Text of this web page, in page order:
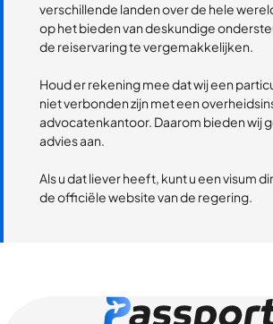
verschillende landen over de hele
op het bieden van deskundige
de reiservaring te vergemakkelijken.
Houd er rekening mee dat wij een
niet verbonden zijn met een
advocatenkantoor. Daarom bieden wij
advies aan.
Als u dat liever heeft, kunt u een visum
de officiële website van de regering.